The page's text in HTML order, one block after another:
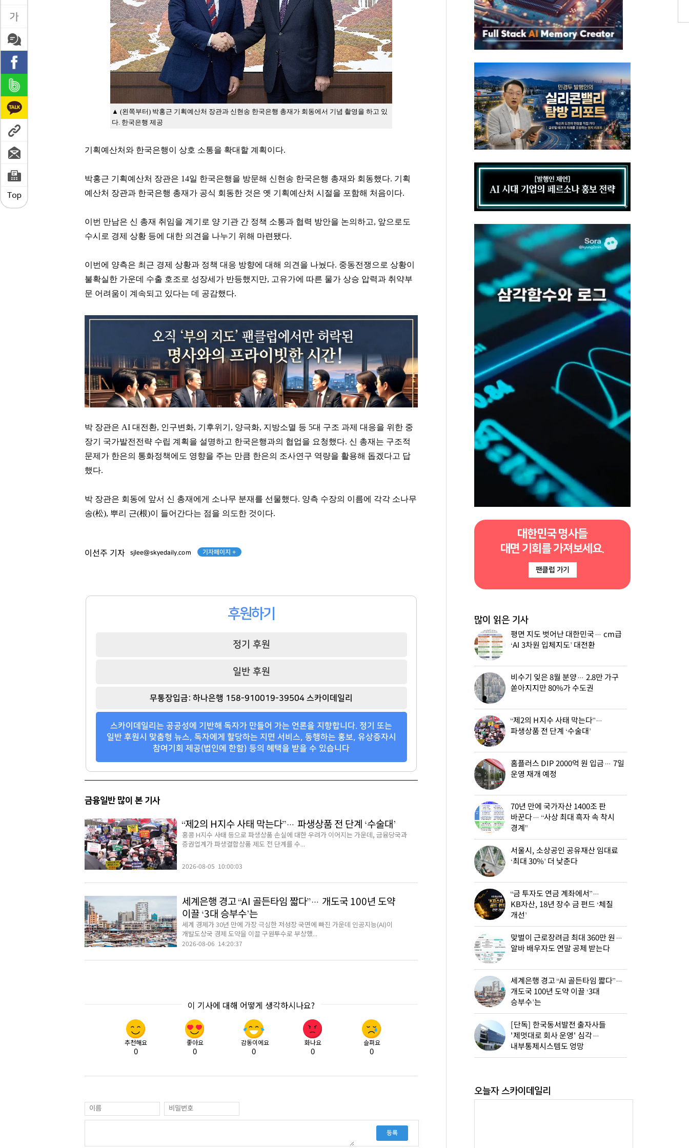
▲ (왼쪽부터) 박홍근 기획예산처 장관과 신현송 한국은행 총재가 회동에서 기념 촬영을 하고 있
다. 한국은행 제공
기획예산처와 한국은행이 상호 소통을 확대할 계획이다.
박홍근 기획예산처 장관은 14일 한국은행을 방문해 신현송 한국은행 총재와 회동했다. 기획
예산처 장관과 한국은행 총재가 공식 회동한 것은 옛 기획예산처 시절을 포함해 처음이다.
이번 만남은 신 총재 취임을 계기로 양 기관 간 정책 소통과 협력 방안을 논의하고, 앞으로도
수시로 경제 상황 등에 대한 의견을 나누기 위해 마련됐다.
이번에 양측은 최근 경제 상황과 정책 대응 방향에 대해 의견을 나눴다. 중동전쟁으로 상황이
불확실한 가운데 수출 호조로 성장세가 반등했지만, 고유가에 따른 물가 상승 압력과 취약부
문 어려움이 계속되고 있다는 데 공감했다.
트라움하우스5차
373
박 장관은 AI 대전환, 인구변화, 기후위기, 양극화, 지방소멸 등 5대 구조 과제 대응을 위한 중
장기 국가발전전략 수립 계획을 설명하고 한국은행과의 협업을 요청했다. 신 총재는 구조적
문제가 한은의 통화정책에도 영향을 주는 만큼 한은의 조사연구 역량을 활용해 돕겠다고 답
했다.
박 장관은 회동에 앞서 신 총재에게 소나무 분재를 선물했다. 양측 수장의 이름에 각각 소나무
송(松), 뿌리 근(根)이 들어간다는 점을 의도한 것이다.
이선주 기자 sjlee@skyedaily.com 기자페이지 +
후원하기
정기 후원
일반 후원
무통장입금: 하나은행 158-910019-39504 스카이데일리
스카이데일리는 공공성에 기반해 독자가 만들어 가는 언론을 지향합니다. 정기 또는
일반 후원시 맞춤형 뉴스, 독자에게 할당하는 지면 서비스, 동행하는 홍보, 유상증자시
참여기회 제공(법인에 한함) 등의 혜택을 받을 수 있습니다
금융일반 많이 본 기사
“제2의 H지수 사태 막는다”… 파생상품 전 단계 ‘수술대’
홍콩 H지수 사태 등으로 파생상품 손실에 대한 우려가 이어지는 가운데, 금융당국과
증권업계가 파생결합상품 제도 전 단계를 수...
2026-08-05 10:00:03
세계은행 경고 “AI 골든타임 짧다”… 개도국 100년 도약
이끌 ‘3대 승부수’는
세계 경제가 30년 만에 가장 극심한 저성장 국면에 빠진 가운데 인공지능(AI)이
개발도상국 경제 도약을 이끌 구원투수로 부상했...
2026-08-06 14:20:37
이 기사에 대해 어떻게 생각하시나요?
추천해요
0
좋아요
0
감동이에요
0
화나요
0
슬퍼요
0
등록
대한민국 명사들
대면 기회를 가져보세요.
팬클럽 가기
많이 읽은 기사
평면 지도 벗어난 대한민국… cm급
‘AI 3차원 입체지도’ 대전환
비수기 잊은 8월 분양… 2.8만 가구
쏟아지지만 80%가 수도권
“제2의 H지수 사태 막는다”…
파생상품 전 단계 ‘수술대’
홈플러스 DIP 2000억 원 입금… 7일
운영 재개 예정
70년 만에 국가자산 1400조 판
바꾼다… “사상 최대 흑자 속 착시
경계”
서울시, 소상공인 공유재산 임대료
‘최대 30%’ 더 낮춘다
“금 투자도 연금 계좌에서”…
KB자산, 18년 장수 금 펀드 ‘체질
개선’
맞벌이 근로장려금 최대 360만 원…
알바 배우자도 연말 공제 받는다
세계은행 경고 “AI 골든타임 짧다”…
개도국 100년 도약 이끌 ‘3대
승부수’는
[단독] 한국동서발전 출자사들
'제멋대로 회사 운영' 심각…
내부통제시스템도 엉망
오늘자 스카이데일리